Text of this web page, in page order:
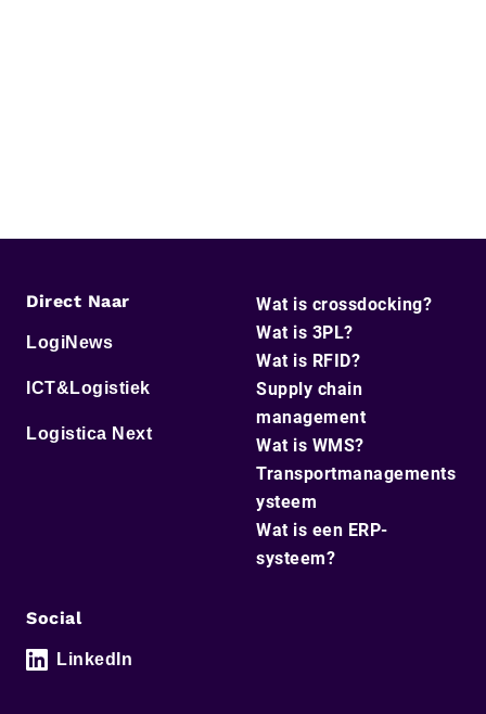
Direct Naar
LogiNews
ICT&Logistiek
Logistica Next
Wat is crossdocking?
Wat is 3PL?
Wat is RFID?
Supply chain
management
Wat is WMS?
Transportmanagements
ysteem
Wat is een ERP-
systeem?
Social
LinkedIn